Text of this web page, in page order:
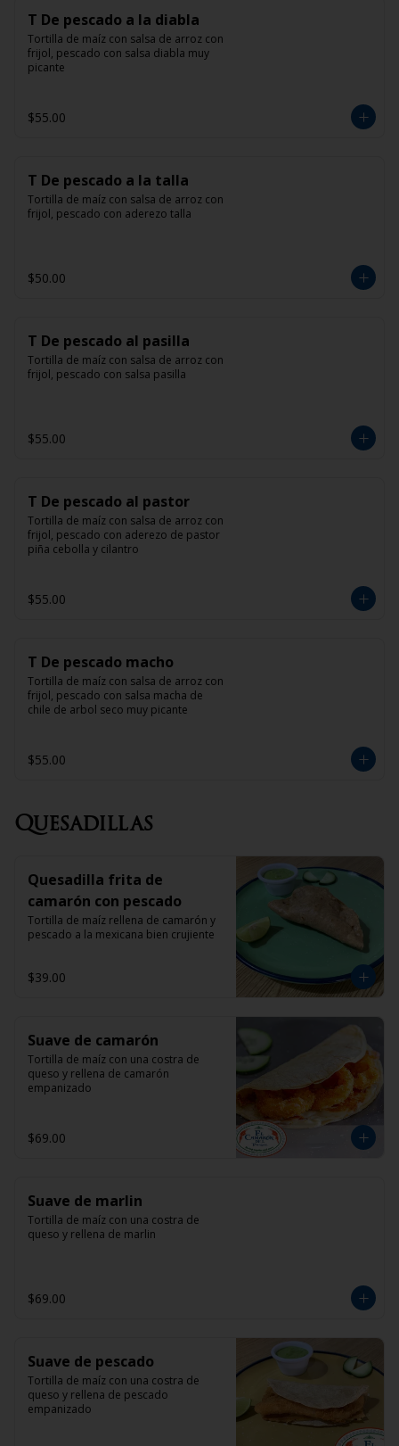
T De pescado a la diabla
Tortilla de maíz con salsa de arroz con
frijol, pescado con salsa diabla muy
picante
$55.00
T De pescado a la talla
Tortilla de maíz con salsa de arroz con
frijol, pescado con aderezo talla
$50.00
T De pescado al pasilla
Tortilla de maíz con salsa de arroz con
frijol, pescado con salsa pasilla
$55.00
T De pescado al pastor
Tortilla de maíz con salsa de arroz con
frijol, pescado con aderezo de pastor
piña cebolla y cilantro
$55.00
T De pescado macho
Tortilla de maíz con salsa de arroz con
frijol, pescado con salsa macha de
chile de arbol seco muy picante
$55.00
Quesadillas
Quesadilla frita de
camarón con pescado
Tortilla de maíz rellena de camarón y
pescado a la mexicana bien crujiente
$39.00
Suave de camarón
Tortilla de maíz con una costra de
queso y rellena de camarón
empanizado
$69.00
Suave de marlin
Tortilla de maíz con una costra de
queso y rellena de marlin
$69.00
Suave de pescado
Tortilla de maíz con una costra de
queso y rellena de pescado
empanizado